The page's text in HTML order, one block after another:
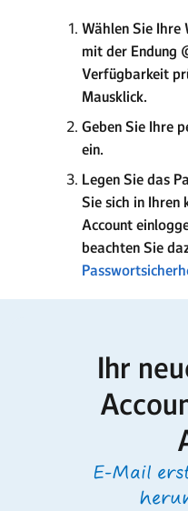
Wählen Sie Ihre
mit der Endung
Verfügbarkeit
Mausklick.
Geben Sie Ihre
ein.
Legen Sie das
Sie sich in Ihren
Account
beachten Sie
Ihr
E-Mail